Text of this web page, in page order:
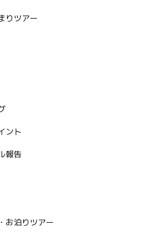
りツアー
ント
報告
お泊りツアー